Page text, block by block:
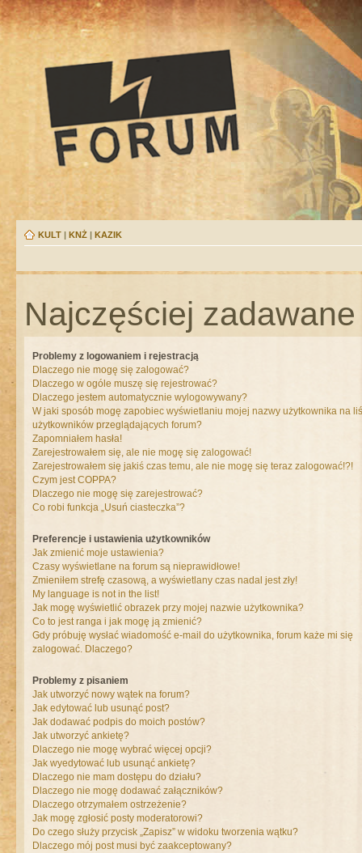
KULT | KNŻ | KAZIK
Najczęściej
Problemy z logowaniem i rejestracją
Dlaczego nie mogę się zalogować?
Dlaczego w ogóle muszę się rejestrować?
Dlaczego jestem automatycznie wylogowywany?
W jaki sposób mogę zapobiec wyświetlaniu mojej nazwy użytkownika na
użytkowników przeglądających forum?
Zapomniałem hasła!
Zarejestrowałem się, ale nie mogę się zalogować!
Zarejestrowałem się jakiś czas temu, ale nie mogę się teraz zalogować!?!
Czym jest COPPA?
Dlaczego nie mogę się zarejestrować?
Co robi funkcja „Usuń ciasteczka”?
Preferencje i ustawienia użytkowników
Jak zmienić moje ustawienia?
Czasy wyświetlane na forum są nieprawidłowe!
Zmieniłem strefę czasową, a wyświetlany czas nadal jest zły!
My language is not in the list!
Jak mogę wyświetlić obrazek przy mojej nazwie użytkownika?
Co to jest ranga i jak mogę ją zmienić?
Gdy próbuję wysłać wiadomość e-mail do użytkownika, forum każe mi się
zalogować. Dlaczego?
Problemy z pisaniem
Jak utworzyć nowy wątek na forum?
Jak edytować lub usunąć post?
Jak dodawać podpis do moich postów?
Jak utworzyć ankietę?
Dlaczego nie mogę wybrać więcej opcji?
Jak wyedytować lub usunąć ankietę?
Dlaczego nie mam dostępu do działu?
Dlaczego nie mogę dodawać załączników?
Dlaczego otrzymałem ostrzeżenie?
Jak mogę zgłosić posty moderatorowi?
Do czego służy przycisk „Zapisz” w widoku tworzenia wątku?
Dlaczego mój post musi być zaakceptowany?